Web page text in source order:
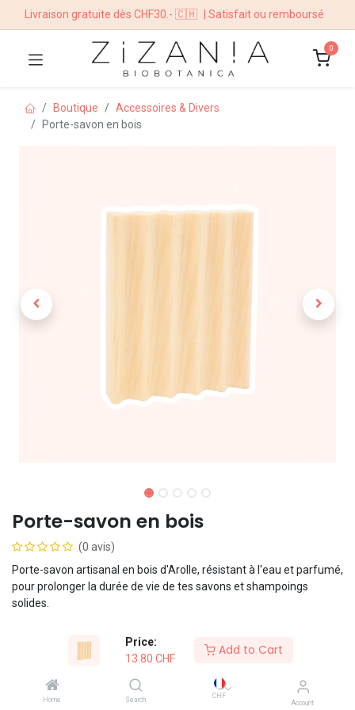
Price:
13.80 CHF
Add to Cart
Home Search
CHF
Account
Livraison gratuite dès CHF30.- 🇨🇭 | Satisfait ou remboursé
0
Boutique
Accessoires & Divers
Porte-savon en bois
Porte-savon en bois
(0 avis)
Porte-savon artisanal en bois d'Arolle, résistant à l'eau et parfumé,
pour prolonger la durée de vie de tes savons et shampoings
solides.
CHF
Ajouter au panier